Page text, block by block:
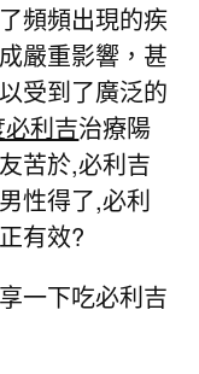
頻頻出現的疾
嚴重影響，甚
受到了廣泛的
利吉治療陽
苦於,必利吉
性得了,必利
有效?
一下吃必利吉